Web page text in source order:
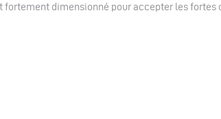
fortement dimensionné pour accepter les fortes